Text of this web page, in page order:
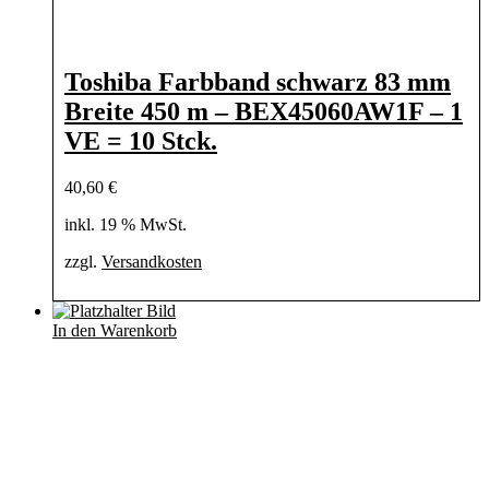
Toshiba Farbband schwarz 83 mm
Breite 450 m – BEX45060AW1F – 1
VE = 10 Stck.
40,60 €
inkl. 19 % MwSt.
zzgl. Versandkosten
In den Warenkorb